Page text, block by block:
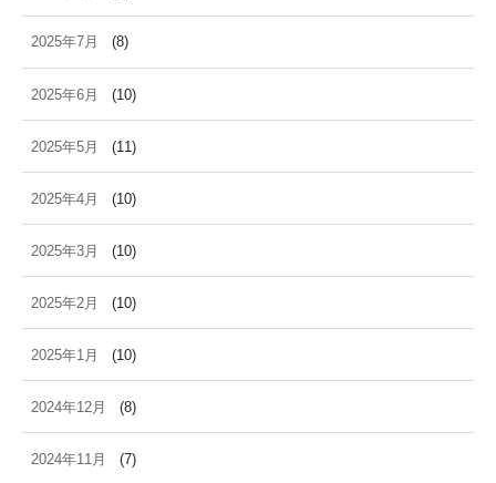
2025年7月 (8)
2025年6月 (10)
2025年5月 (11)
2025年4月 (10)
2025年3月 (10)
2025年2月 (10)
2025年1月 (10)
2024年12月 (8)
2024年11月 (7)